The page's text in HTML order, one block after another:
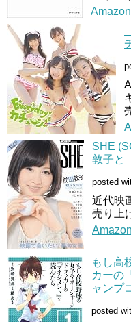
SHE
敦子と
posted
近代映
売り上
もし高
カーの
ャンプ
posted